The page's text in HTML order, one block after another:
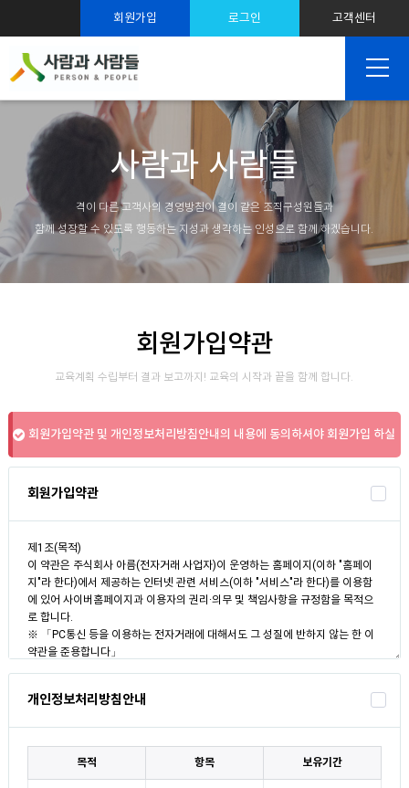
회원가입 로그인 고객센터
사람과 사람들
격이 다른 고객사의 경영방침이 결이 같은 조직구성원들과
함께 성장할 수 있도록 행동하는 지성과 생각하는 인성으로 함께 하겠습니다.
회원가입약관
교육계획 수립부터 결과 보고까지! 교육의 시작과 끝을 함께 합니다.
회원가입약관 및 개인정보처리방침안내의 내용에 동의하셔야 회원가입 하실
회원가입약관
개인정보처리방침안내
목적 항목 보유기간